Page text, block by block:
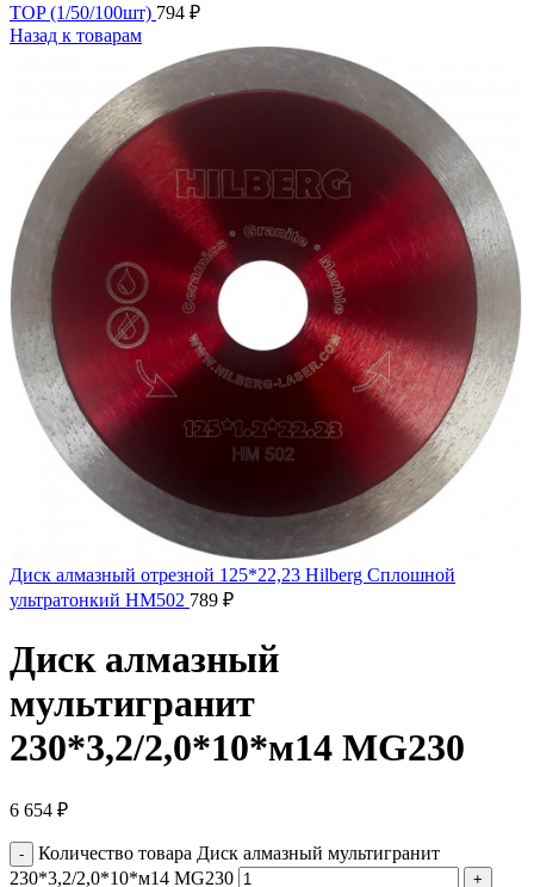
TOP (1/50/100шт) 794 ₽
Назад к товарам
Диск алмазный отрезной 125*22,23 Hilberg Сплошной
ультратонкий HM502 789 ₽
Диск алмазный
мультигранит
230*3,2/2,0*10*м14 MG230
6 654 ₽
Количество товара Диск алмазный мультигранит
230*3,2/2,0*10*м14 MG230